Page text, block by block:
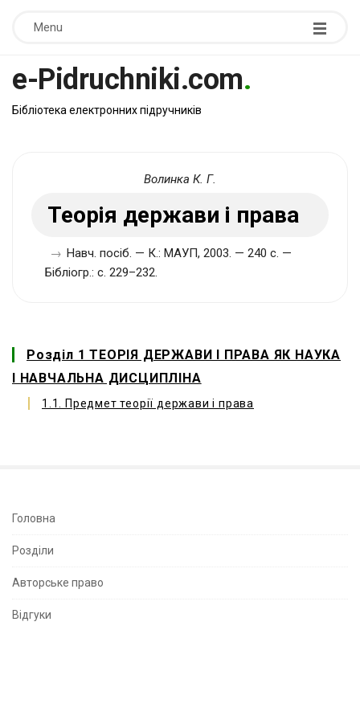
Menu
e-Pidruchniki.com.
Бібліотека електронних підручників
Волинка К. Г.
Теорія держави і права
→ Навч. посіб. — К.: МАУП, 2003. — 240 с. —
Бібліогр.: с. 229–232.
Розділ 1 ТЕОРІЯ ДЕРЖАВИ І ПРАВА ЯК НАУКА
І НАВЧАЛЬНА ДИСЦИПЛІНА
1.1. Предмет теорії держави і права
S
e
S
Головна
Розділи
Авторське право
Відгуки